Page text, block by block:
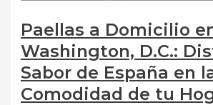
Paellas a Domicilio
Washington, D.C.:
Sabor de España en
Comodidad de tu